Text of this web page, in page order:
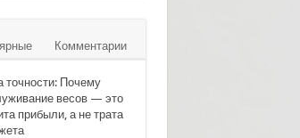
Комментарии
точности: Почему
весов — это
прибыли, а не трата